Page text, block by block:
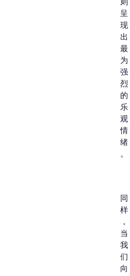
呈
现
出
最
为
强
烈
的
乐
观
情
绪
。
同
样
，
当
我
们
向